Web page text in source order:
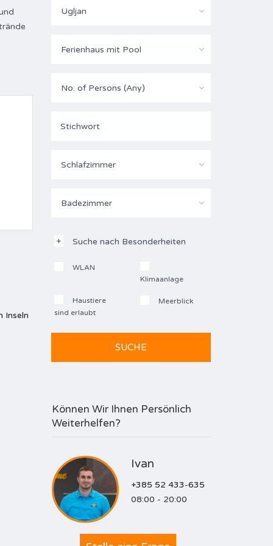
Inseln
Ugljan
Ferienhaus mit Pool
No. of Persons (Any)
Schlafzimmer
Badezimmer
Suche nach Besonderheiten
WLAN
Klimaanlage
Haustiere
sind erlaubt
Meerblick
Können Wir Ihnen Persönlich
Weiterhelfen?
Ivan
+385 52 433-635
08:00 - 20:00